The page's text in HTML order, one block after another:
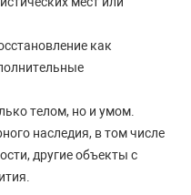
как
телом, но и умом.
наследия, в том числе
другие объекты с